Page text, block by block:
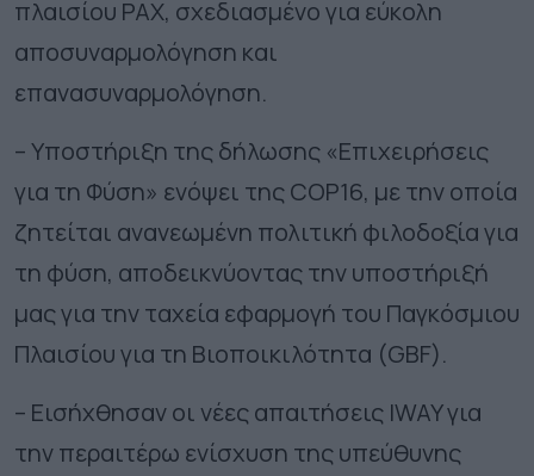
πλαισίου PAX, σχεδιασμένο για εύκολη
αποσυναρμολόγηση και
επανασυναρμολόγηση.
– Υποστήριξη της δήλωσης «Επιχειρήσεις
για τη Φύση» ενόψει της COP16, με την οποία
ζητείται ανανεωμένη πολιτική φιλοδοξία για
τη φύση, αποδεικνύοντας την υποστήριξή
μας για την ταχεία εφαρμογή του Παγκόσμιου
Πλαισίου για τη Βιοποικιλότητα (GBF).
– Εισήχθησαν οι νέες απαιτήσεις IWAY για
την περαιτέρω ενίσχυση της υπεύθυνης